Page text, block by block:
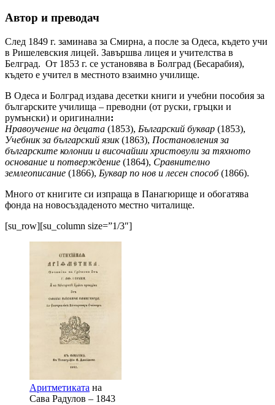
Автор и преводач
След 1849 г. заминава за Смирна, а после за Одеса, където учи
в Ришелевския лицей. Завършва лицея и учителства в
Белград. От 1853 г. се установява в Болград (Бесарабия),
където е учител в местното взаимно училище.
В Одеса и Болград издава десетки книги и учебни пособия за
българските училища – преводни (от руски, гръцки и
румънски) и оригинални:
Нравоучение на децата (1853), Българский буквар (1853),
Учебник за българский язик(1863), Постановления за
българските колонии и височайши христовули за тяхното
основание и потверждение (1864), Сравнително
землеописание (1866), Буквар по нов и лесен способ(1866).
Много от книгите си изпраща в Панагюрище и обогатява
фонда на новосъздаденото местно читалище.
[su_row][su_column size=”1/3″]
Аритметиката на
Сава Радулов – 1843